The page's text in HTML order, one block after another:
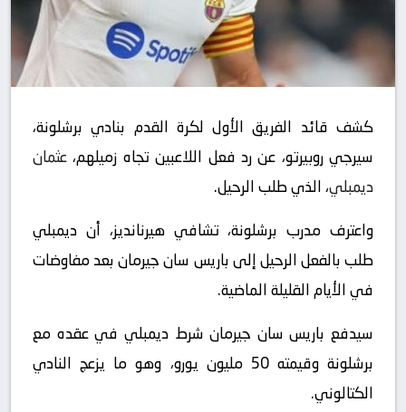
كشف قائد الفريق الأول لكرة القدم بنادي برشلونة،
سيرجي روبيرتو، عن رد فعل اللاعبين تجاه زميلهم، عثمان
ديمبلي، الذي طلب الرحيل.
واعترف مدرب برشلونة، تشافي هيرنانديز، أن ديمبلي
طلب بالفعل الرحيل إلى باريس سان جيرمان بعد مفاوضات
في الأيام القليلة الماضية.
سيدفع باريس سان جيرمان شرط ديمبلي في عقده مع
برشلونة وقيمته 50 مليون يورو، وهو ما يزعج النادي
الكتالوني.